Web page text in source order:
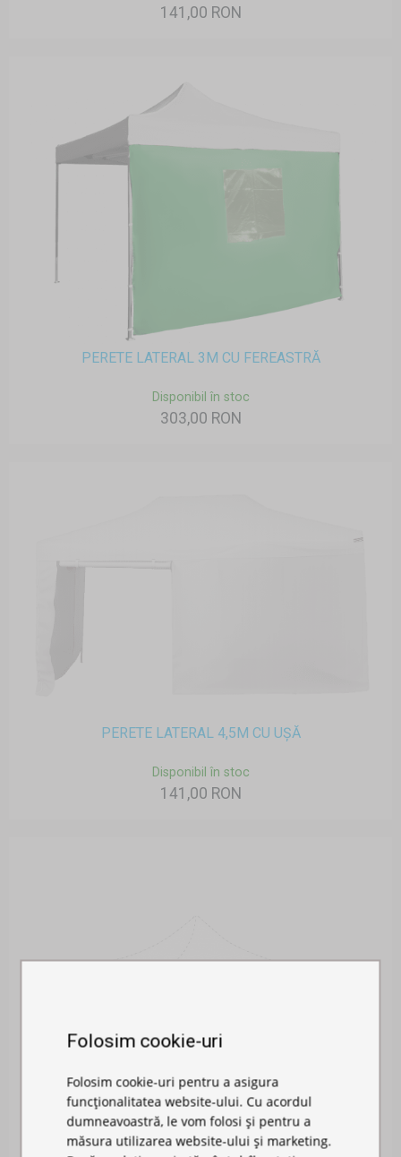
141,00 RON
PERETE LATERAL 3M CU FEREASTRĂ
Disponibil în stoc
303,00 RON
PERETE LATERAL 4,5M CU UȘĂ
Disponibil în stoc
141,00 RON
Folosim cookie-uri
Folosim cookie-uri pentru a asigura
funcționalitatea website-ului. Cu acordul
dumneavoastră, le vom folosi și pentru a
măsura utilizarea website-ului și marketing.